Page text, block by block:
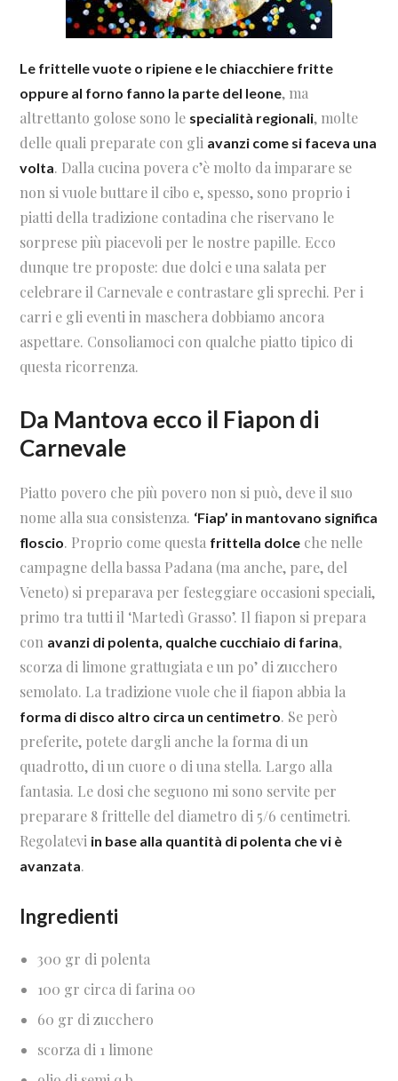
Le frittelle vuote o ripiene e le chiacchiere fritte
oppure al forno fanno la parte del leone, ma
altrettanto golose sono le specialità regionali, molte
delle quali preparate con gli avanzi come si faceva una
volta. Dalla cucina povera c’è molto da imparare se
non si vuole buttare il cibo e, spesso, sono proprio i
piatti della tradizione contadina che riservano le
sorprese più piacevoli per le nostre papille. Ecco
dunque tre proposte: due dolci e una salata per
celebrare il Carnevale e contrastare gli sprechi. Per i
carri e gli eventi in maschera dobbiamo ancora
aspettare. Consoliamoci con qualche piatto tipico di
questa ricorrenza.
Da Mantova ecco il Fiapon di
Carnevale
Piatto povero che più povero non si può, deve il suo
nome alla sua consistenza. ‘Fiap’ in mantovano significa
floscio. Proprio come questa frittella dolce che nelle
campagne della bassa Padana (ma anche, pare, del
Veneto) si preparava per festeggiare occasioni speciali,
primo tra tutti il ‘Martedì Grasso’. Il fiapon si prepara
con avanzi di polenta, qualche cucchiaio di farina,
scorza di limone grattugiata e un po’ di zucchero
semolato. La tradizione vuole che il fiapon abbia la
forma di disco altro circa un centimetro. Se però
preferite, potete dargli anche la forma di un
quadrotto, di un cuore o di una stella. Largo alla
fantasia. Le dosi che seguono mi sono servite per
preparare 8 frittelle del diametro di 5/6 centimetri.
Regolatevi in base alla quantità di polenta che vi è
avanzata.
Ingredienti
300 gr di polenta
100 gr circa di farina 00
60 gr di zucchero
scorza di 1 limone